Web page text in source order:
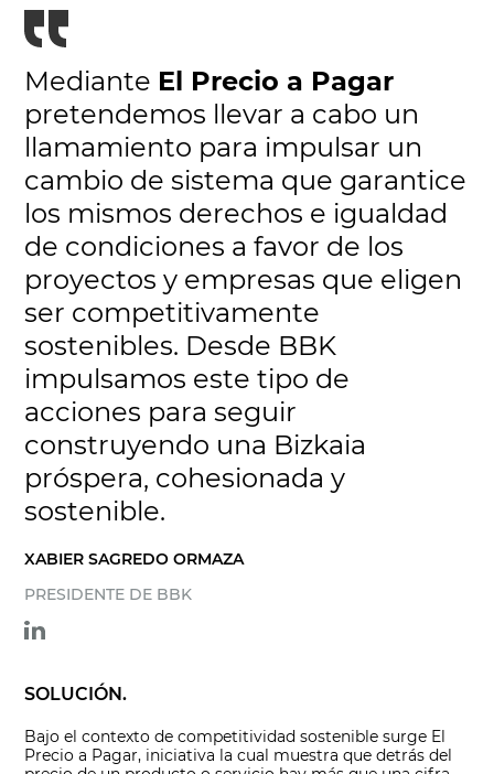
Mediante El Precio a Pagar
pretendemos llevar a cabo un
llamamiento para impulsar un
cambio de sistema que garantice
los mismos derechos e igualdad
de condiciones a favor de los
proyectos y empresas que eligen
ser competitivamente
sostenibles. Desde BBK
impulsamos este tipo de
acciones para seguir
construyendo una Bizkaia
próspera, cohesionada y
sostenible.
XABIER SAGREDO ORMAZA
PRESIDENTE DE BBK
SOLUCIÓN.
Bajo el contexto de competitividad sostenible surge El
Precio a Pagar, iniciativa la cual muestra que detrás del